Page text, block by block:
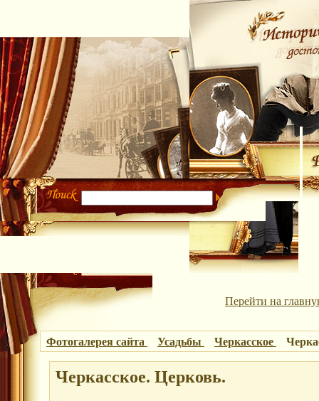
Перейти на
Фотогалерея сайта Усадьбы Черкасское
Черкасское. Церковь.